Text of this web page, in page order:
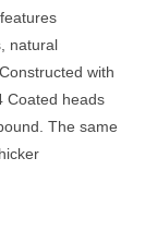
natural
with
Coated heads
The same